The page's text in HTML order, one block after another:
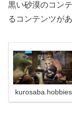
黒い砂漠のコン
るコンテンツが